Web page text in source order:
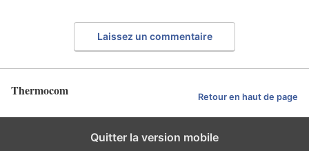
Laissez un commentaire
Thermocom Retour en haut de page
Quitter la version mobile